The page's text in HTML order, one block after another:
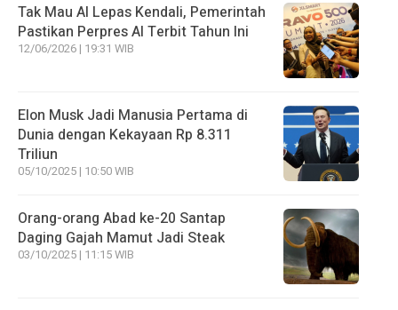
Tak Mau AI Lepas Kendali, Pemerintah
Pastikan Perpres AI Terbit Tahun Ini
12/06/2026 | 19:31 WIB
Elon Musk Jadi Manusia Pertama di
Dunia dengan Kekayaan Rp 8.311
Triliun
05/10/2025 | 10:50 WIB
Orang-orang Abad ke-20 Santap
Daging Gajah Mamut Jadi Steak
03/10/2025 | 11:15 WIB